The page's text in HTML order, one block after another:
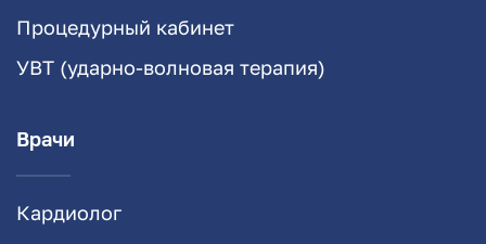
Процедурный кабинет
УВТ (ударно-волновая терапия)
Врачи
Кардиолог